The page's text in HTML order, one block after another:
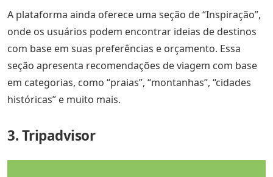
A plataforma ainda oferece uma seção de “Inspiração”,
onde os usuários podem encontrar ideias de destinos
com base em suas preferências e orçamento. Essa
seção apresenta recomendações de viagem com base
em categorias, como “praias”, “montanhas”, “cidades
históricas” e muito mais.
3. Tripadvisor